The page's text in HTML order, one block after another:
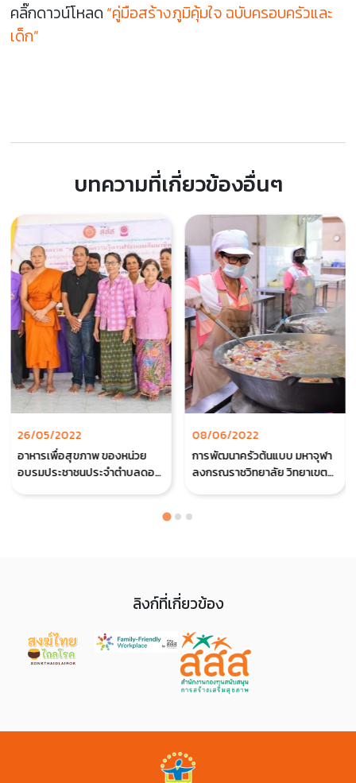
คลิ๊กดาวน์โหลด “คู่มือสร้างภูมิคุ้มใจ ฉบับครอบครัวและ
เด็ก”
บทความที่เกี่ยวข้องอื่นๆ
26/05/2022
อาหารเพื่อสุขภาพ ของหน่วย
อบรมประชาชนประจำตำบลดอน
08/06/2022
การพัฒนาครัวต้นแบบ มหาจุฬา
ลงกรณราชวิทยาลัย วิทยาเขต
ลิงก์ที่เกี่ยวข้อง